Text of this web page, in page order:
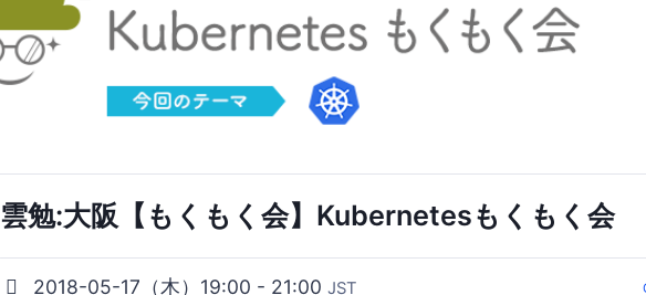
雲勉:大阪【もくもく会】Kubernetesもくもく会
2018-05-17（木）19:00 - 21:00 JST